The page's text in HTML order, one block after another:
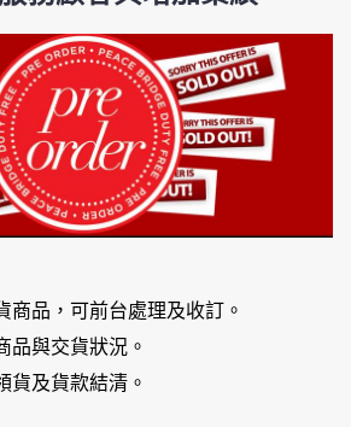
商品，可前台處理及收訂。
品與交貨狀況。
貨及貨款結清。